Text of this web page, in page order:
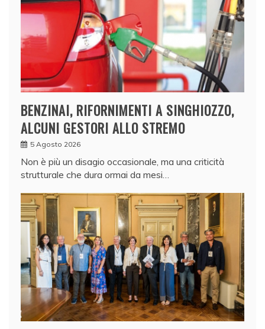
BENZINAI, RIFORNIMENTI A SINGHIOZZO,
ALCUNI GESTORI ALLO STREMO
5 Agosto 2026
Non è più un disagio occasionale, ma una criticità
strutturale che dura ormai da mesi…